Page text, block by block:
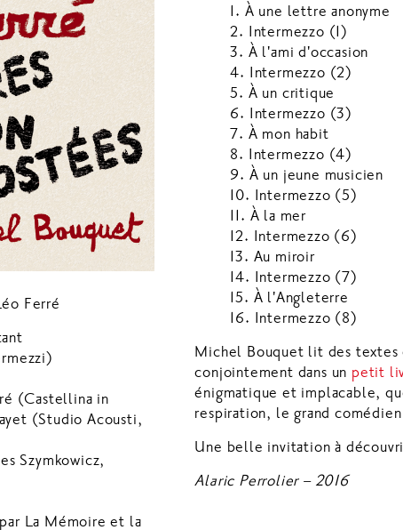
Ferré
(Castellina in
(Studio Acousti,
Szymkowicz,
La Mémoire et la
1. À une lettre anonyme
2. Intermezzo (1)
3. À l'ami d'occasion
4. Intermezzo (2)
5. À un critique
6. Intermezzo (3)
7. À mon habit
8. Intermezzo (4)
9. À un jeune musicien
10. Intermezzo (5)
11. À la mer
12. Intermezzo (6)
13. Au miroir
14. Intermezzo (7)
15. À l'Angleterre
16. Intermezzo (8)
Michel Bouquet lit des textes
conjointement dans un petit
énigmatique et implacable,
respiration, le grand
Une belle invitation à
Alaric Perrolier – 2016